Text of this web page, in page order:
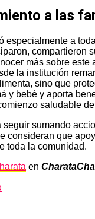
a las
especialmente a
compartieron
más sobre este
la institución
sino que
y bebé y aporta
saludable
seguir sumando
consideran que
toda la comunidad.
en